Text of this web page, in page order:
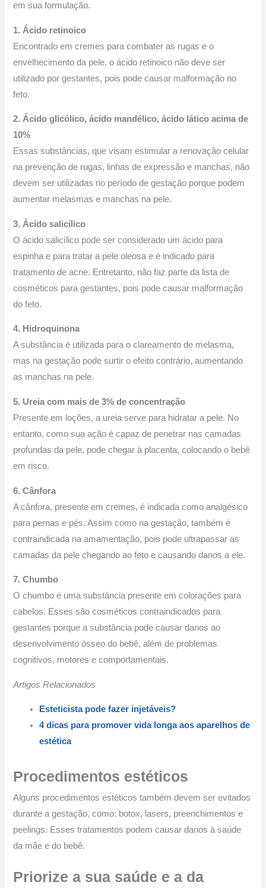
em sua formulação.
1. Ácido retinoico
Encontrado em cremes para combater as rugas e o
envelhecimento da pele, o ácido retinoico não deve ser
utilizado por gestantes, pois pode causar malformação no
feto.
2. Ácido glicólico, ácido mandélico, ácido lático acima de
10%
Essas substâncias, que visam estimular a renovação celular
na prevenção de rugas, linhas de expressão e manchas, não
devem ser utilizadas no período de gestação porque podem
aumentar melasmas e manchas na pele.
3. Ácido salicílico
O ácido salicílico pode ser considerado um ácido para
espinha e para tratar a pele oleosa e é indicado para
tratamento de acne. Entretanto, não faz parte da lista de
cosméticos para gestantes, pois pode causar malformação
do feto.
4. Hidroquinona
A substância é utilizada para o clareamento de melasma,
mas na gestação pode surtir o efeito contrário, aumentando
as manchas na pele.
5. Ureia com mais de 3% de concentração
Presente em loções, a ureia serve para hidratar a pele. No
entanto, como sua ação é capaz de penetrar nas camadas
profundas da pele, pode chegar à placenta, colocando o bebê
em risco.
6. Cânfora
A cânfora, presente em cremes, é indicada como analgésico
para pernas e pés. Assim como na gestação, também é
contraindicada na amamentação, pois pode ultrapassar as
camadas da pele chegando ao feto e causando danos a ele.
7. Chumbo
O chumbo é uma substância presente em colorações para
cabelos. Esses são cosméticos contraindicados para
gestantes porque a substância pode causar danos ao
desenvolvimento ósseo do bebê, além de problemas
cognitivos, motores e comportamentais.
Artigos Relacionados
Esteticista pode fazer injetáveis?
4 dicas para promover vida longa aos aparelhos de
estética
Procedimentos estéticos
Alguns procedimentos estéticos também devem ser evitados
durante a gestação, como: botox, lasers, preenchimentos e
peelings. Esses tratamentos podem causar danos à saúde
da mãe e do bebê.
Priorize a sua saúde e a da